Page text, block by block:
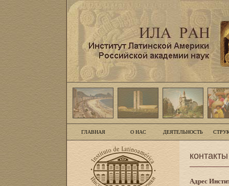
ГЛАВНАЯ О НАС ДЕЯТЕЛЬНОСТЬ
контакты
Адрес